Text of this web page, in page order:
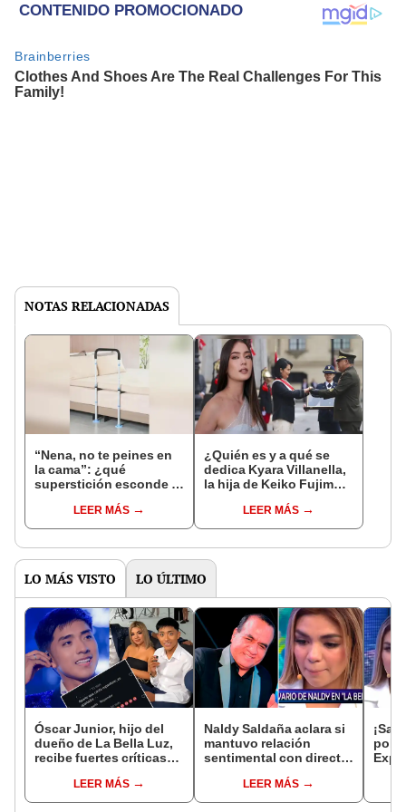
NOTAS RELACIONADAS
“Nena, no te peines en
la cama”: ¿qué
superstición esconde la
Enanitos Verdes?
LEER MÁS
¿Quién es y a qué se
dedica Kyara Villanella,
la hija de Keiko Fujimori
nivel nacional?
LEER MÁS
LO MÁS VISTO LO ÚLTIMO
Óscar Junior, hijo del
dueño de La Bella Luz,
recibe fuertes críticas
Naldy Saldaña:
“Apañador”
LEER MÁS
Naldy Saldaña aclara si
mantuvo relación
sentimental con director
denunciarlo por
tocamientos: “Me
LEER MÁS